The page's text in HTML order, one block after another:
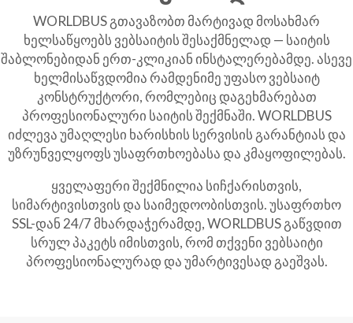
WORLDBUS გთავაზობთ მარტივად მოსახმარ
ხელსაწყოებს ვებსაიტის შესაქმნელად — საიტის
შაბლონებიდან ერთ-კლიკიან ინსტალერებამდე. ასევე
ხელმისაწვდომია რამდენიმე უფასო ვებსაიტ
კონსტრუქტორი, რომლებიც დაგეხმარებათ
პროფესიონალური საიტის შექმნაში. WORLDBUS
იძლევა უმაღლესი ხარისხის სერვისის გარანტიას და
უზრუნველყოფს უსაფრთხოებასა და კმაყოფილებას.
ყველაფერი შექმნილია სიჩქარისთვის,
სიმარტივისთვის და საიმედოობისთვის. უსაფრთხო
SSL-დან 24/7 მხარდაჭერამდე, WORLDBUS გაწვდით
სრულ პაკეტს იმისთვის, რომ თქვენი ვებსაიტი
პროფესიონალურად და უმარტივესად გაეშვას.